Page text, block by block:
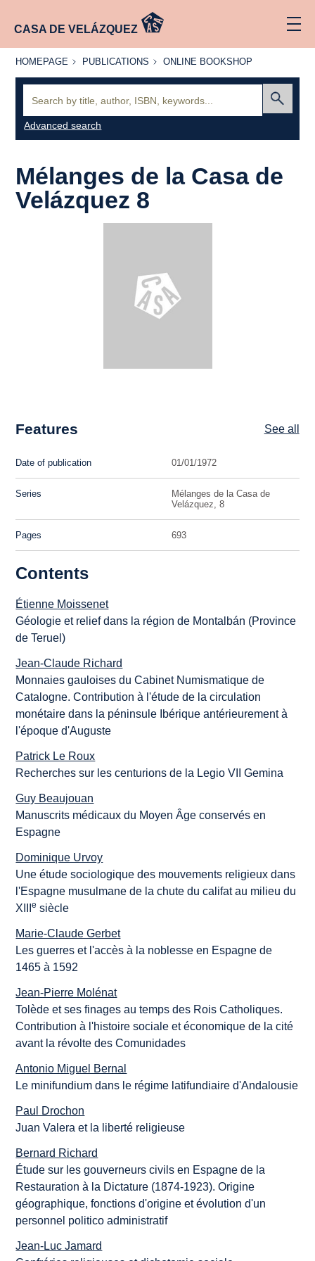
CASA DE VELÁZQUEZ
HOMEPAGE
HOMEPAGE PUBLICATIONS
PUBLICATIONS
ONLINE
ONLINE BOOKSHOP
Advanced search
Mélanges de la Casa de
Velázquez 8
Features See all
Date of publication 01/01/1972
Series
Mélanges de la Casa de
Velázquez, 8
Pages 693
Contents
Étienne Moissenet
Géologie et relief dans la région de Montalbán (Province
de Teruel)
Jean-Claude Richard
Monnaies gauloises du Cabinet Numismatique de
Catalogne. Contribution à l'étude de la circulation
monétaire dans la péninsule Ibérique antérieurement à
l'époque d'Auguste
Patrick Le Roux
Recherches sur les centurions de la Legio VII Gemina
Guy Beaujouan
Manuscrits médicaux du Moyen Âge conservés en
Espagne
Dominique Urvoy
Une étude sociologique des mouvements religieux dans
l'Espagne musulmane de la chute du califat au milieu du
XIIIe siècle
Marie-Claude Gerbet
Les guerres et l'accès à la noblesse en Espagne de
1465 à 1592
Jean-Pierre Molénat
Tolède et ses finages au temps des Rois Catholiques.
Contribution à l'histoire sociale et économique de la cité
avant la révolte des Comunidades
Antonio Miguel Bernal
Le minifundium dans le régime latifundiaire d'Andalousie
Paul Drochon
Juan Valera et la liberté religieuse
Bernard Richard
Étude sur les gouverneurs civils en Espagne de la
Restauration à la Dictature (1874-1923). Origine
géographique, fonctions d'origine et évolution d'un
personnel politico administratif
Jean-Luc Jamard